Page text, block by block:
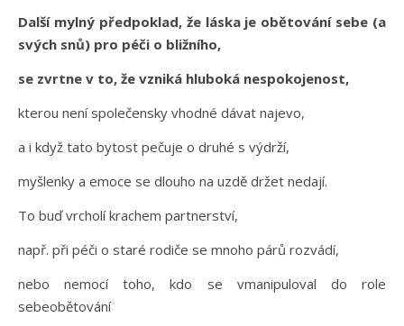
Další mylný předpoklad, že láska je obětování sebe (a
svých snů) pro péči o bližního,
se zvrtne v to, že vzniká hluboká nespokojenost,
kterou není společensky vhodné dávat najevo,
a i když tato bytost pečuje o druhé s výdrží,
myšlenky a emoce se dlouho na uzdě držet nedají.
To buď vrcholí krachem partnerství,
např. při péči o staré rodiče se mnoho párů rozvádí,
nebo nemocí toho, kdo se vmanipuloval do role
sebeobětování